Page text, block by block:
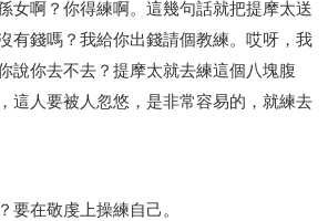
女啊？你得練啊。這幾句話就把提摩太送
有錢嗎？我給你出錢請個教練。哎呀，我
說你去不去？提摩太就去練這個八塊腹
這人要被人忽悠，是非常容易的，就練去
要在敬虔上操練自己。